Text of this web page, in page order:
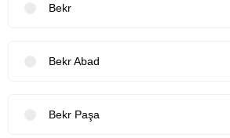
Bekr
Bekr Abad
Bekr Paşa